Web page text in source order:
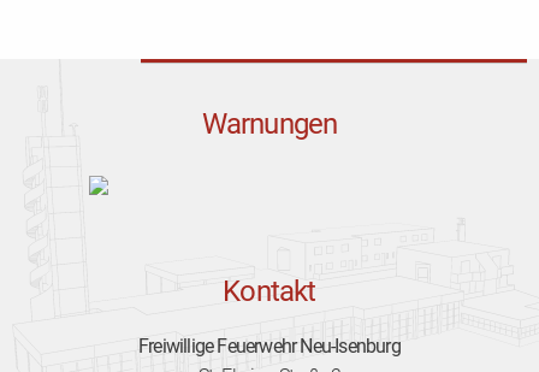
Warnungen
Kontakt
Freiwillige Feuerwehr Neu-Isenburg